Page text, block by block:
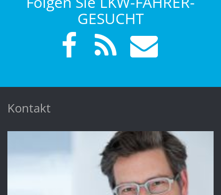
GESUCHT
Kontakt